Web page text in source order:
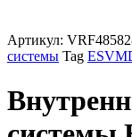
Артикул:
cистемы Tag